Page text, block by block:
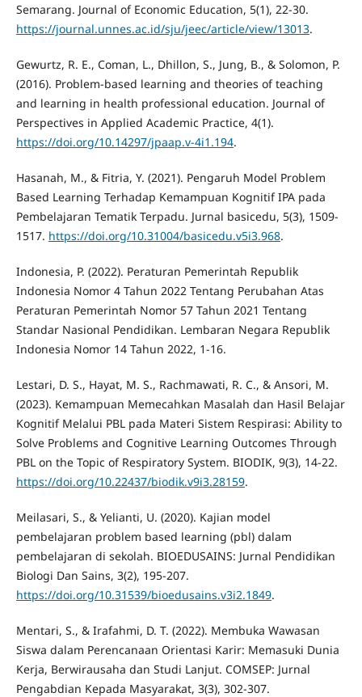
Semarang. Journal of Economic Education, 5(1), 22-30.
https://journal.unnes.ac.id/sju/jeec/article/view/13013.
Gewurtz, R. E., Coman, L., Dhillon, S., Jung, B., & Solomon, P.
(2016). Problem-based learning and theories of teaching
and learning in health professional education. Journal of
Perspectives in Applied Academic Practice, 4(1).
https://doi.org/10.14297/jpaap.v-4i1.194.
Hasanah, M., & Fitria, Y. (2021). Pengaruh Model Problem
Based Learning Terhadap Kemampuan Kognitif IPA pada
Pembelajaran Tematik Terpadu. Jurnal basicedu, 5(3), 1509-
1517. https://doi.org/10.31004/basicedu.v5i3.968.
Indonesia, P. (2022). Peraturan Pemerintah Republik
Indonesia Nomor 4 Tahun 2022 Tentang Perubahan Atas
Peraturan Pemerintah Nomor 57 Tahun 2021 Tentang
Standar Nasional Pendidikan. Lembaran Negara Republik
Indonesia Nomor 14 Tahun 2022, 1-16.
Lestari, D. S., Hayat, M. S., Rachmawati, R. C., & Ansori, M.
(2023). Kemampuan Memecahkan Masalah dan Hasil Belajar
Kognitif Melalui PBL pada Materi Sistem Respirasi: Ability to
Solve Problems and Cognitive Learning Outcomes Through
PBL on the Topic of Respiratory System. BIODIK, 9(3), 14-22.
https://doi.org/10.22437/biodik.v9i3.28159.
Meilasari, S., & Yelianti, U. (2020). Kajian model
pembelajaran problem based learning (pbl) dalam
pembelajaran di sekolah. BIOEDUSAINS: Jurnal Pendidikan
Biologi Dan Sains, 3(2), 195-207.
https://doi.org/10.31539/bioedusains.v3i2.1849.
Mentari, S., & Irafahmi, D. T. (2022). Membuka Wawasan
Siswa dalam Perencanaan Orientasi Karir: Memasuki Dunia
Kerja, Berwirausaha dan Studi Lanjut. COMSEP: Jurnal
Pengabdian Kepada Masyarakat, 3(3), 302-307.